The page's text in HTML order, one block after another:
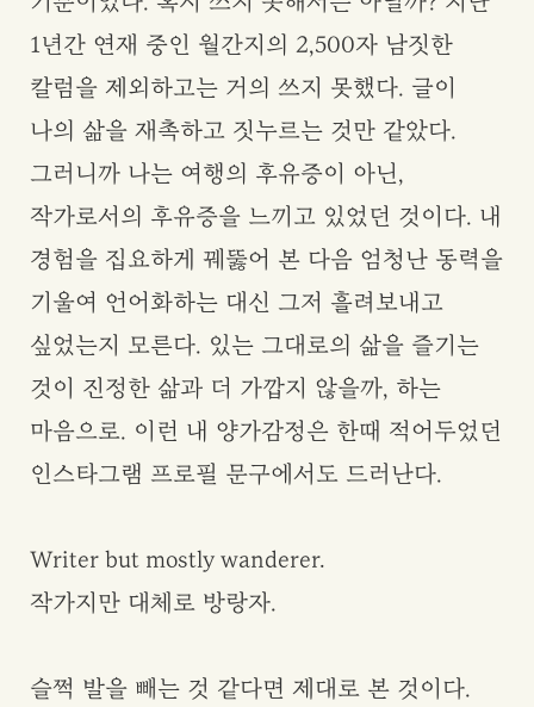
1년간 연재 중인 월간지의 2,500자 남짓한
칼럼을 제외하고는 거의 쓰지 못했다. 글이
나의 삶을 재촉하고 짓누르는 것만 같았다.
그러니까 나는 여행의 후유증이 아닌,
작가로서의 후유증을 느끼고 있었던 것이다. 내
경험을 집요하게 꿰뚫어 본 다음 엄청난 동력을
기울여 언어화하는 대신 그저 흘려보내고
싶었는지 모른다. 있는 그대로의 삶을 즐기는
것이 진정한 삶과 더 가깝지 않을까, 하는
마음으로. 이런 내 양가감정은 한때 적어두었던
인스타그램 프로필 문구에서도 드러난다.
Writer but mostly wanderer.
작가지만 대체로 방랑자.
슬쩍 발을 빼는 것 같다면 제대로 본 것이다.